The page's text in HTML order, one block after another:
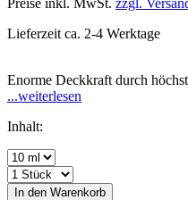
Lieferzeit ca. 2-4 Werktage
Enorme Deckkraft durch
...weiterlesen
Inhalt:
In den Warenkorb